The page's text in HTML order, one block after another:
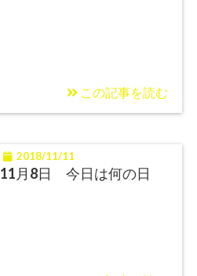
この記事を読む
2018/11/11
11月8日 今日は何の日